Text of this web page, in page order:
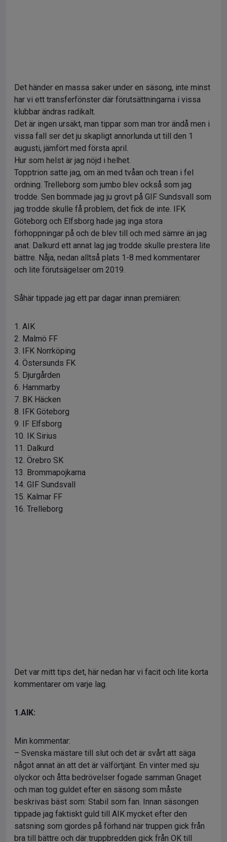
Det händer en massa saker under en säsong, inte minst
har vi ett transferfönster där förutsättningarna i vissa
klubbar ändras radikalt.
Det är ingen ursäkt, man tippar som man tror ändå men i
vissa fall ser det ju skapligt annorlunda ut till den 1
augusti, jämfört med första april.
Hur som helst är jag nöjd i helhet.
Topptrion satte jag, om än med tvåan och trean i fel
ordning. Trelleborg som jumbo blev också som jag
trodde. Sen bommade jag ju grovt på GIF Sundsvall som
jag trodde skulle få problem, det fick de inte. IFK
Göteborg och Elfsborg hade jag inga stora
förhoppningar på och de blev till och med sämre än jag
anat. Dalkurd ett annat lag jag trodde skulle prestera lite
bättre. Nåja, nedan alltså plats 1-8 med kommentarer
och lite förutsägelser om 2019.
Såhär tippade jag ett par dagar innan premiären:
1. AIK
2. Malmö FF
3. IFK Norrköping
4. Östersunds FK
5. Djurgården
6. Hammarby
7. BK Häcken
8. IFK Göteborg
9. IF Elfsborg
10. IK Sirius
11. Dalkurd
12. Örebro SK
13. Brommapojkarna
14. GIF Sundsvall
15. Kalmar FF
16. Trelleborg
Det var mitt tips det, här nedan har vi facit och lite korta
kommentarer om varje lag.
1.AIK:
Min kommentar:
– Svenska mästare till slut och det är svårt att säga
något annat än att det är välförtjänt. En vinter med sju
olyckor och åtta bedrövelser fogade samman Gnaget
och man tog guldet efter en säsong som måste
beskrivas bäst som: Stabil som fan. Innan säsongen
tippade jag faktiskt guld till AIK mycket efter den
satsning som gjordes på förhand när truppen gick från
bra till bättre och där truppbredden gick från OK till